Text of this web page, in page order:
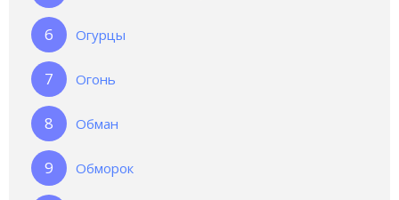
Огурцы
Огонь
Обман
Обморок